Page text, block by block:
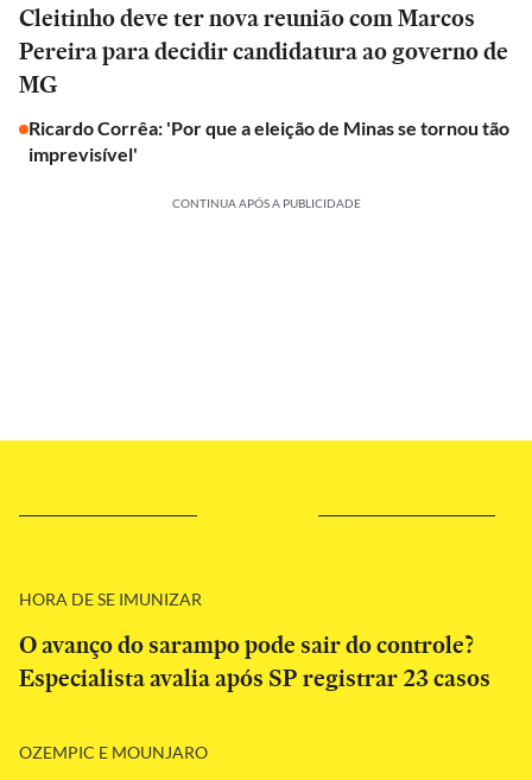
Cleitinho deve ter nova reunião com Marcos
Pereira para decidir candidatura ao governo de
MG
Ricardo Corrêa: 'Por que a eleição de Minas se tornou tão
imprevisível'
CONTINUA APÓS A PUBLICIDADE
HORA DE SE IMUNIZAR
O avanço do sarampo pode sair do controle?
Especialista avalia após SP registrar 23 casos
OZEMPIC E MOUNJARO